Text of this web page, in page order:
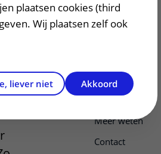
Meer weten
Contact
plaatsen cookies (third
Wij plaatsen zelf ook
liever niet Akkoord